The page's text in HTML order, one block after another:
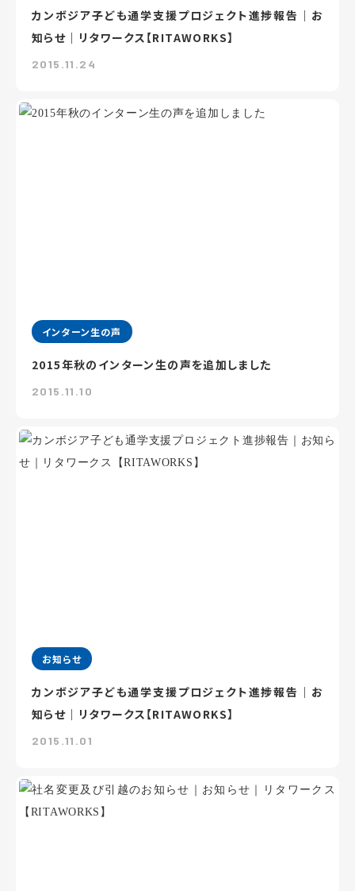
カンボジア子ども通学支援プロジェクト進捗報告｜お
知らせ｜リタワークス【RITAWORKS】
2015.11.24
インターン生の声
2015年秋のインターン生の声を追加しました
2015.11.10
お知らせ
カンボジア子ども通学支援プロジェクト進捗報告｜お
知らせ｜リタワークス【RITAWORKS】
2015.11.01